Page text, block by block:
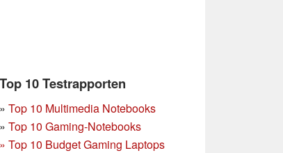
Top 10 Testrapporten
» Top 10 Multimedia Notebooks
» Top 10 Gaming-Notebooks
» Top 10 Budget Gaming Laptops